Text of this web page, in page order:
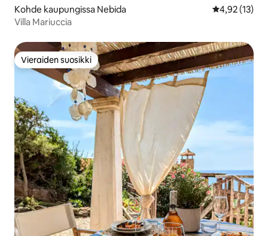
Kohde kaupungissa Nebida
4,92 (13)
Villa Mariuccia
Vieraiden suosikki
Vieraiden suosikki